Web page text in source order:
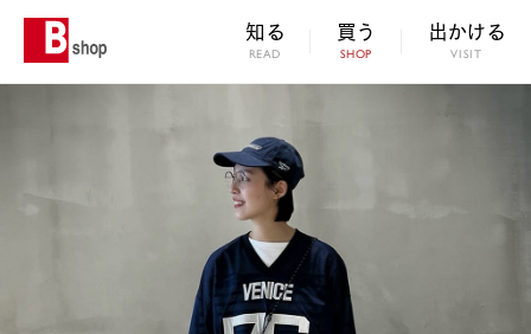
知る
READ
買う
SHOP
出かける
VISIT